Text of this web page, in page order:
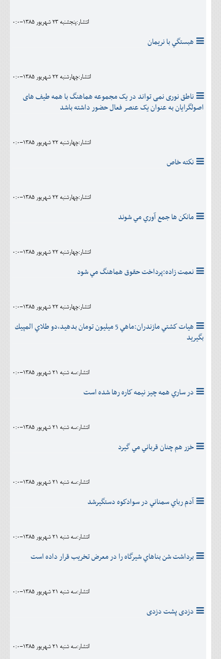
انتشار:پنجشنبه 23 شهريور 1385-0:0
هبستگي با نريمان
انتشار:چهارشنبه 22 شهريور 1385-0:0
ناطق نوری نمی تواند در یک مجموعه هماهنگ با همه طیف های
اصولگرایان به عنوان یک عنصر فعال حضور داشته باشد
انتشار:چهارشنبه 22 شهريور 1385-0:0
نكته خاص
انتشار:چهارشنبه 22 شهريور 1385-0:0
مانكن ها جمع آوري مي شوند
انتشار:چهارشنبه 22 شهريور 1385-0:0
نعمت زاده:پرداخت حقوق هماهنگ مي شود
انتشار:چهارشنبه 22 شهريور 1385-0:0
هيات كشتي مازندران:ماهي 5 ميليون تومان بدهيد،دو طلاي المپيك
بگيريد
انتشار:سه شنبه 21 شهريور 1385-0:0
در ساري همه چيز نيمه كاره رها شده است
انتشار:سه شنبه 21 شهريور 1385-0:0
خزر هم چنان قرباني مي گيرد
انتشار:سه شنبه 21 شهريور 1385-0:0
آدم رباي سمناني در سوادكوه دستگيرشد
انتشار:سه شنبه 21 شهريور 1385-0:0
برداشت شن بناهاي شيرگاه را در معرض تخريب قرار داده است
انتشار:سه شنبه 21 شهريور 1385-0:0
دزدی پشت دزدی
انتشار:سه شنبه 21 شهريور 1385-0:0